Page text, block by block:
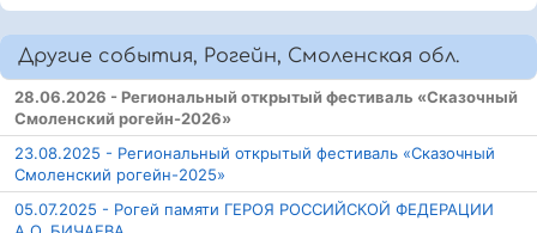
Другие события, Рогейн, Смоленская обл.
28.06.2026 - Региональный открытый фестиваль «Сказочный
Смоленский рогейн-2026»
23.08.2025 - Региональный открытый фестиваль «Сказочный
Смоленский рогейн-2025»
05.07.2025 - Рогей памяти ГЕРОЯ РОССИЙСКОЙ ФЕДЕРАЦИИ